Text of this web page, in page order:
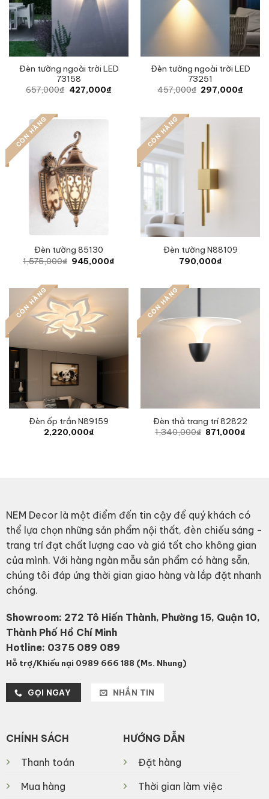
Đèn tường ngoài trời LED
73158
657,000₫ Original
price
427,000₫Current
Đèn tường ngoài trời LED
73251
457,000₫ Original
price
297,000₫
CÒN HÀNG
Đèn tường 85130
1,575,000₫ Original
price
945,000₫
CÒN HÀNG
Đèn tường N88109
790,000₫
CÒN HÀNG
Đèn ốp trần N89159
2,220,000₫
CÒN HÀNG
Đèn thả trang trí 82822
1,340,000₫ Original
price
871,000₫
NEM Decor là một điểm đến tin cậy để quý khách có
thể lựa chọn những sản phẩm nội thất, đèn chiếu sáng -
trang trí đạt chất lượng cao và giá tốt cho không gian
của mình. Với hàng ngàn mẫu sản phẩm có hàng sẵn,
chúng tôi đáp ứng thời gian giao hàng và lắp đặt nhanh
chóng.
Showroom: 272 Tô Hiến Thành, Phường 15, Quận 10,
Thành Phố Hồ Chí Minh
Hotline: 0375 089 089
Hỗ trợ/Khiếu nại 0989 666 188 (Ms. Nhung)
GỌI NGAY NHẮN TIN
CHÍNH SÁCH
Thanh toán
Mua hàng
HƯỚNG DẪN
Đặt hàng
Thời gian làm việc